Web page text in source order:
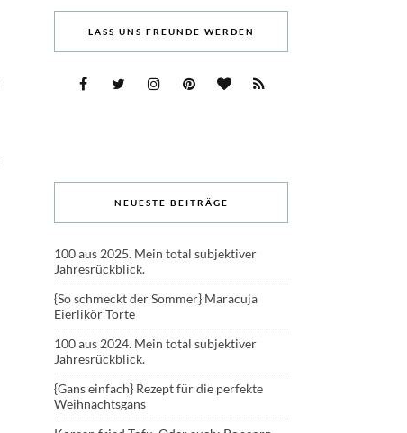
LASS UNS FREUNDE WERDEN
NEUESTE BEITRÄGE
100 aus 2025. Mein total subjektiver
Jahresrückblick.
{So schmeckt der Sommer} Maracuja
Eierlikör Torte
100 aus 2024. Mein total subjektiver
Jahresrückblick.
{Gans einfach} Rezept für die perfekte
Weihnachtsgans